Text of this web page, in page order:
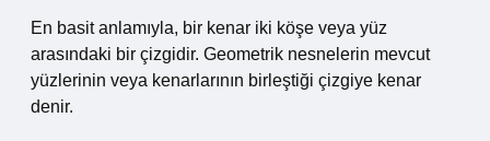
En basit anlamıyla, bir kenar iki köşe veya yüz
arasındaki bir çizgidir. Geometrik nesnelerin mevcut
yüzlerinin veya kenarlarının birleştiği çizgiye kenar
denir.